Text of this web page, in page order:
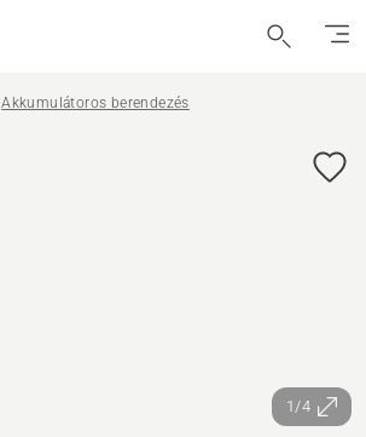
Akkumulátoros berendezés
1/4